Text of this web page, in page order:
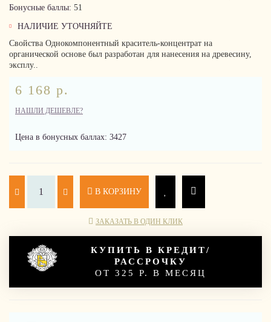
Бонусные баллы: 51
НАЛИЧИЕ УТОЧНЯЙТЕ
Свойства Однокомпонентный краситель-концентрат на
органической основе был разработан для нанесения на древесину,
эксплу..
6 168 р.
НАШЛИ ДЕШЕВЛЕ?
Цена в бонусных баллах: 3427
В КОРЗИНУ
ЗАКАЗАТЬ В ОДИН КЛИК
КУПИТЬ В КРЕДИТ/
РАССРОЧКУ
ОТ 325 Р. В МЕСЯЦ